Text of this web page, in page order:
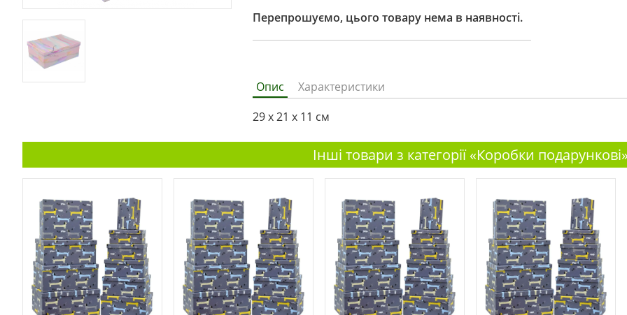
Перепрошуємо, цього товару нема в наявності.
Опис
Характеристики
29 х 21 х 11 см
Інші товари з категорії «Коробки